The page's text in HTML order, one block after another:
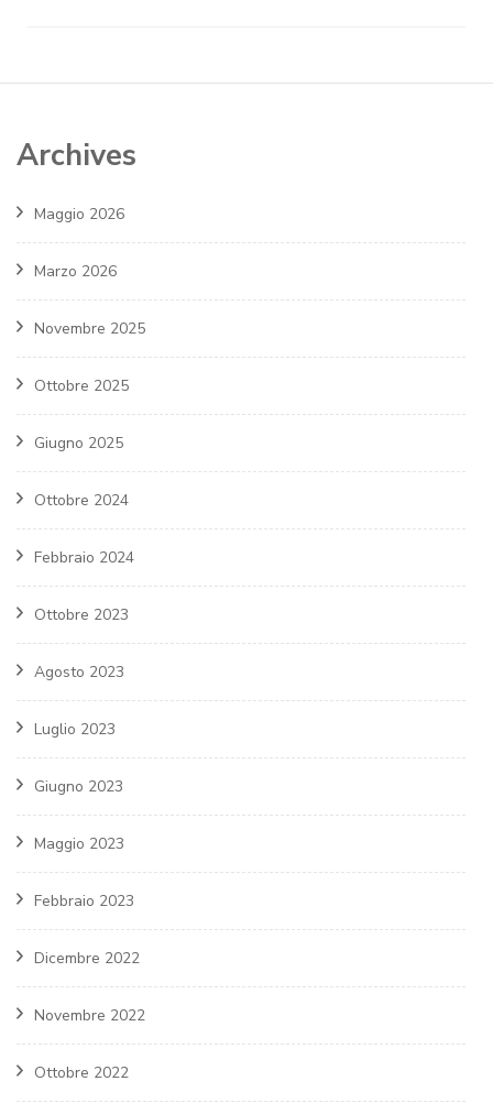
Archives
Maggio 2026
Marzo 2026
Novembre 2025
Ottobre 2025
Giugno 2025
Ottobre 2024
Febbraio 2024
Ottobre 2023
Agosto 2023
Luglio 2023
Giugno 2023
Maggio 2023
Febbraio 2023
Dicembre 2022
Novembre 2022
Ottobre 2022